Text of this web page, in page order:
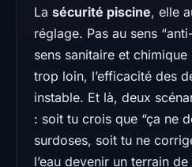
La sécurité piscine, elle
réglage. Pas au sens
sens sanitaire et
trop loin, l’efficacité des
instable. Et là, deux
: soit tu crois que “ça ne
surdoses, soit tu ne
l’eau devenir un terrain